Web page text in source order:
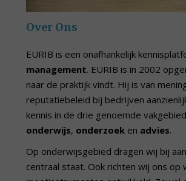
Over Ons
EURIB is een onafhankelijk
management. EURIB is in 2002
naar de praktijk vindt. Hij is van
reputatiebeleid bij bedrijven
kennis in de drie genoemde
onderwijs, onderzoek en advies.
Op onderwijsgebied dragen wij bij
centraal staat. Ook richten wij ons op